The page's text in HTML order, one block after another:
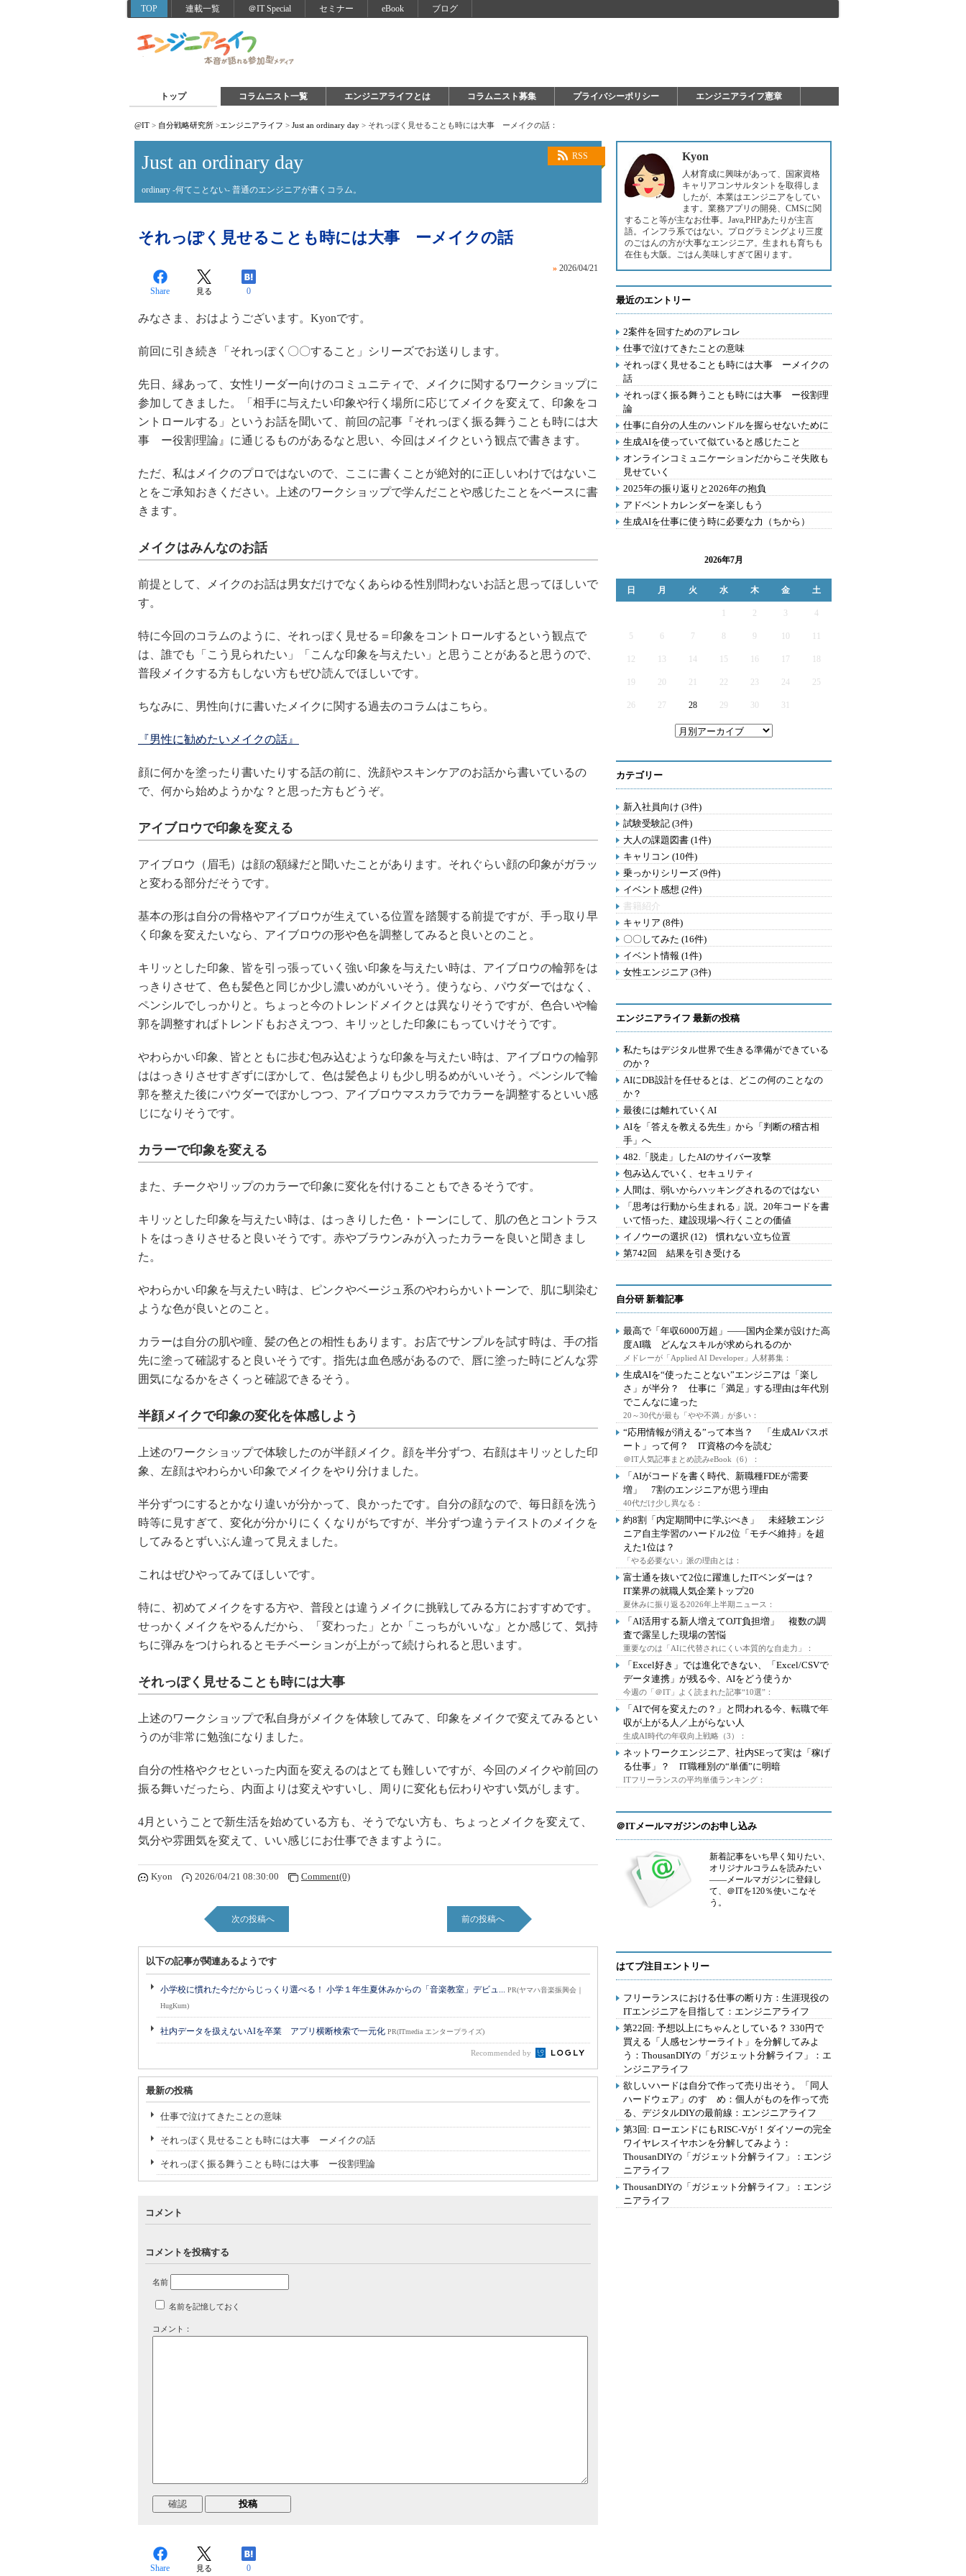
TOP 連載一覧 ＠IT Special セミナー eBook ブログ
トップ コラムニスト一覧 エンジニアライフとは コラムニスト募集 プライバシーポリシー エンジニアライフ憲章
@IT > 自分戦略研究所 >エンジニアライフ > Just an ordinary day > それっぽく見せることも時には大事 ーメイクの話：
RSS
Just an ordinary day
ordinary -何てことない- 普通のエンジニアが書くコラム。
それっぽく見せることも時には大事 ーメイクの話
» 2026/04/21
Share 見る 0
みなさま、おはようございます。Kyonです。
前回に引き続き「それっぽく〇〇すること」シリーズでお送りします。
先日、縁あって、女性リーダー向けのコミュニティで、メイクに関するワークショップに
参加してきました。「相手に与えたい印象や行く場所に応じてメイクを変えて、印象をコ
ントロールする」というお話を聞いて、前回の記事『それっぽく振る舞うことも時には大
事 ー役割理論』に通じるものがあるなと思い、今回はメイクという観点で書きます。
ただ、私はメイクのプロではないので、ここに書くことが絶対的に正しいわけではないこ
とをご承知おきください。上述のワークショップで学んだことや感じたことをベースに書
きます。
メイクはみんなのお話
前提として、メイクのお話は男女だけでなくあらゆる性別問わないお話と思ってほしいで
す。
特に今回のコラムのように、それっぽく見せる＝印象をコントロールするという観点で
は、誰でも「こう見られたい」「こんな印象を与えたい」と思うことがあると思うので、
普段メイクする方もしない方もぜひ読んでほしいです。
ちなみに、男性向けに書いたメイクに関する過去のコラムはこちら。
『男性に勧めたいメイクの話』
顔に何かを塗ったり書いたりする話の前に、洗顔やスキンケアのお話から書いているの
で、何から始めようかな？と思った方もどうぞ。
アイブロウで印象を変える
アイブロウ（眉毛）は顔の額縁だと聞いたことがあります。それぐらい顔の印象がガラッ
と変わる部分だそうです。
基本の形は自分の骨格やアイブロウが生えている位置を踏襲する前提ですが、手っ取り早
く印象を変えたいなら、アイブロウの形や色を調整してみると良いとのこと。
キリッとした印象、皆を引っ張っていく強い印象を与えたい時は、アイブロウの輪郭をは
っきりさせて、色も髪色と同じか少し濃いめがいいそう。使うなら、パウダーではなく、
ペンシルでしっかりと。ちょっと今のトレンドメイクとは異なりそうですが、色合いや輪
郭を調整すればトレンドもおさえつつ、キリッとした印象にもっていけそうです。
やわらかい印象、皆とともに歩む包み込むような印象を与えたい時は、アイブロウの輪郭
ははっきりさせすぎずにぼかして、色は髪色よりも少し明るめがいいそう。ペンシルで輪
郭を整えた後にパウダーでぼかしつつ、アイブロウマスカラでカラーを調整するといい感
じになりそうです。
カラーで印象を変える
また、チークやリップのカラーで印象に変化を付けることもできるそうです。
キリッとした印象を与えたい時は、はっきりした色・トーンにして、肌の色とコントラス
トをはっきりさせると良いそうです。赤やブラウンみが入ったカラーを良いと聞きまし
た。
やわらかい印象を与えたい時は、ピンクやベージュ系のやわらかいトーンで、肌に馴染む
ような色が良いとのこと。
カラーは自分の肌や瞳、髪の色との相性もあります。お店でサンプルを試す時は、手の指
先に塗って確認すると良いそうです。指先は血色感があるので、唇に塗った時にどんな雰
囲気になるかをさくっと確認できるそう。
半顔メイクで印象の変化を体感しよう
上述のワークショップで体験したのが半顔メイク。顔を半分ずつ、右顔はキリッとした印
象、左顔はやわらかい印象でメイクをやり分けました。
半分ずつにするとかなり違いが分かって、良かったです。自分の顔なので、毎日顔を洗う
時等に見すぎて、変化が分かりにくくなりがちですが、半分ずつ違うテイストのメイクを
してみるとずいぶん違って見えました。
これはぜひやってみてほしいです。
特に、初めてメイクをする方や、普段とは違うメイクに挑戦してみる方におすすめです。
せっかくメイクをやるんだから、「変わった」とか「こっちがいいな」とか感じて、気持
ちに弾みをつけられるとモチベーションが上がって続けられると思います。
それっぽく見せることも時には大事
上述のワークショップで私自身がメイクを体験してみて、印象をメイクで変えてみるとい
うのが非常に勉強になりました。
自分の性格やクセといった内面を変えるのはとても難しいですが、今回のメイクや前回の
振る舞いだったら、内面よりは変えやすいし、周りに変化も伝わりやすい気がします。
4月ということで新生活を始めている方も、そうでない方も、ちょっとメイクを変えて、
気分や雰囲気を変えて、いい感じにお仕事できますように。
Kyon 2026/04/21 08:30:00 Comment(0)
次の投稿へ 前の投稿へ
以下の記事が関連あるようです
小学校に慣れた今だからじっくり選べる！ 小学１年生夏休みからの「音楽教室」デビュ... PR(ヤマハ音楽振興会｜
HugKum)
社内データを扱えないAIを卒業 アプリ横断検索で一元化 PR(ITmedia エンタープライズ)
Recommended by
最新の投稿
仕事で泣けてきたことの意味
それっぽく見せることも時には大事 ーメイクの話
それっぽく振る舞うことも時には大事 ー役割理論
コメント
コメントを投稿する
名前
名前を記憶しておく
コメント：
Share 見る 0
Kyon
人材育成に興味があって、国家資格
キャリアコンサルタントを取得しま
したが、本業はエンジニアをしてい
ます。業務アプリの開発、CMSに関
すること等が主なお仕事。Java,PHPあたりが主言
語。インフラ系ではない。プログラミングより三度
のごはんの方が大事なエンジニア。生まれも育ちも
在住も大阪。ごはん美味しすぎて困ります。
最近のエントリー
2案件を回すためのアレコレ
仕事で泣けてきたことの意味
それっぽく見せることも時には大事 ーメイクの
話
それっぽく振る舞うことも時には大事 ー役割理
論
仕事に自分の人生のハンドルを握らせないために
生成AIを使っていて似ていると感じたこと
オンラインコミュニケーションだからこそ失敗も
見せていく
2025年の振り返りと2026年の抱負
アドベントカレンダーを楽しもう
生成AIを仕事に使う時に必要な力（ちから）
2026年7月
日 月 火 水 木 金 土
2 3 4
5 6 7 9
12 13 14 15 16 17
19 20 21 22 23 24 25
26 27 28 29 30 31
カテゴリー
新入社員向け (3件)
試験受験記 (3件)
大人の課題図書 (1件)
キャリコン (10件)
乗っかりシリーズ (9件)
イベント感想 (2件)
書籍紹介
キャリア (8件)
〇〇してみた (16件)
イベント情報 (1件)
女性エンジニア (3件)
エンジニアライフ 最新の投稿
私たちはデジタル世界で生きる準備ができている
のか？
AIにDB設計を任せるとは、どこの何のことなの
か？
最後には離れていくAI
AIを「答えを教える先生」から「判断の稽古相
手」へ
482.「脱走」したAIのサイバー攻撃
包み込んでいく、セキュリティ
人間は、弱いからハッキングされるのではない
「思考は行動から生まれる」説。20年コードを書
いて悟った、建設現場へ行くことの価値
イノウーの選択 (12) 慣れない立ち位置
第742回 結果を引き受ける
自分研 新着記事
最高で「年収6000万超」――国内企業が設けた高
度AI職 どんなスキルが求められるのか
メドレーが「Applied AI Developer」人材募集：
生成AIを“使ったことない”エンジニアは「楽し
さ」が半分？ 仕事に「満足」する理由は年代別
でこんなに違った
20～30代が最も「やや不満」が多い：
“応用情報が消える”って本当？ 「生成AIパスポ
ート」って何？ IT資格の今を読む
＠IT人気記事まとめ読みeBook（6）：
「AIがコードを書く時代、新職種FDEが需要
増」 7割のエンジニアが思う理由
40代だけ少し異なる：
約8割「内定期間中に学ぶべき」 未経験エンジ
ニア自主学習のハードル2位「モチベ維持」を超
えた1位は？
「やる必要ない」派の理由とは：
富士通を抜いて2位に躍進したITベンダーは？
IT業界の就職人気企業トップ20
夏休みに振り返る2026年上半期ニュース：
「AI活用する新人増えてOJT負担増」 複数の調
査で露呈した現場の苦悩
重要なのは「AIに代替されにくい本質的な自走力」：
「Excel好き」では進化できない、「Excel/CSVで
データ連携」が残る今、AIをどう使うか
今週の「＠IT」よく読まれた記事“10選”：
「AIで何を変えたの？」と問われる今、転職で年
収が上がる人／上がらない人
生成AI時代の年収向上戦略（3）：
ネットワークエンジニア、社内SEって実は「稼げ
る仕事」？ IT職種別の“単価”に明暗
ITフリーランスの平均単価ランキング：
＠ITメールマガジンのお申し込み
新着記事をいち早く知りたい、
オリジナルコラムを読みたい
――メールマガジンに登録し
て、＠ITを120％使いこなそ
う。
はてブ注目エントリー
フリーランスにおける仕事の断り方：生涯現役の
ITエンジニアを目指して：エンジニアライフ
第22回: 予想以上にちゃんとしている？ 330円で
買える「人感センサーライト」を分解してみよ
う：ThousanDIYの「ガジェット分解ライフ」：エ
ンジニアライフ
欲しいハードは自分で作って売り出そう。「同人
ハードウェア」のすゝめ：個人がものを作って売
る、デジタルDIYの最前線：エンジニアライフ
第3回: ローエンドにもRISC-Vが！ダイソーの完全
ワイヤレスイヤホンを分解してみよう：
ThousanDIYの「ガジェット分解ライフ」：エンジ
ニアライフ
ThousanDIYの「ガジェット分解ライフ」：エンジ
ニアライフ